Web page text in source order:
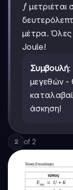
ff μετριέται
μέτρα. Όλες
Joule!
Συμβουλή
μεγεθών -
άσκηση!
2 of 2